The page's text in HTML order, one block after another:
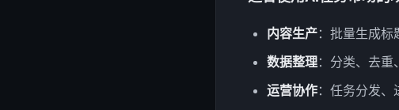
内容生产：批量生成标
数据整理：分类、去
运营协作：任务分发